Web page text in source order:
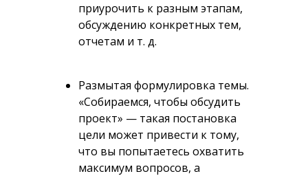
приурочить к разным этапам,
обсуждению конкретных тем,
отчетам и т. д.
Размытая формулировка темы.
«Собираемся, чтобы обсудить
проект» — такая постановка
цели может привести к тому,
что вы попытаетесь охватить
максимум вопросов, а